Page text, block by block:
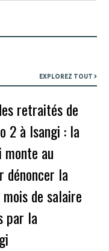
EXPLOREZ TOUT
retraités de
2 à Isangi : la
monte au
dénoncer la
mois de salaire
par la